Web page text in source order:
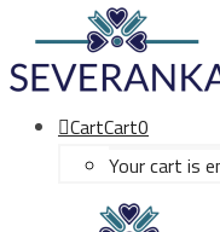
CartCart0
Your cart is